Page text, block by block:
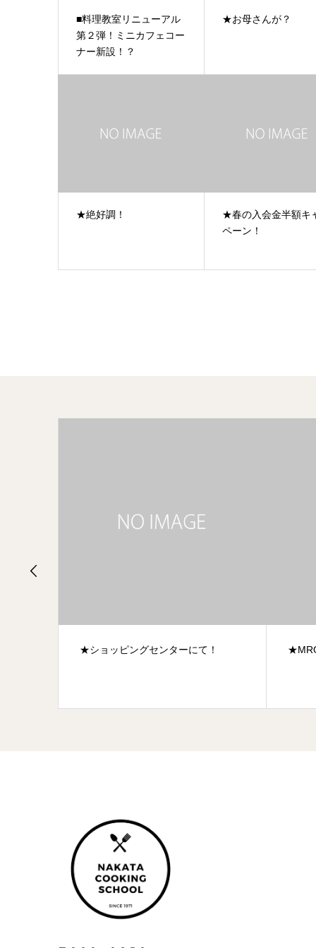
■料理教室リニューアル
第２弾！ミニカフェコー
ナー新設！？
★お母さんが？
★絶好調！
★春の入会金半額キ
ペーン！
★ショッピングセンターにて！